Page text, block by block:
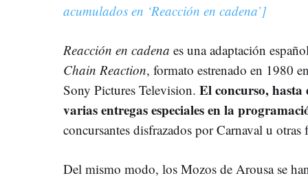
acumulados en ‘Reacción en cadena’]
Reacción en cadena es una adaptación
Chain Reaction, formato estrenado en 1980
Sony Pictures Television. El concurso,
varias entregas especiales en la
concursantes disfrazados por Carnaval u otras
Del mismo modo, los Mozos de Arousa se